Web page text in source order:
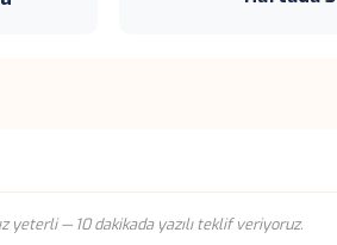
yeterli — 10 dakikada yazılı teklif veriyoruz.